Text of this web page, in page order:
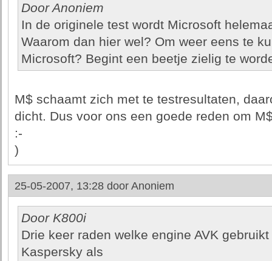
Door Anoniem
In de originele test wordt Microsoft
Waarom dan hier wel? Om weer eens te
Microsoft? Begint een beetje zielig te
M$ schaamt zich met te testresultaten,
dicht. Dus voor ons een goede reden om
:-
)
25-05-2007, 13:28 door Anoniem
Door K800i
Drie keer raden welke engine AVK
Kaspersky als